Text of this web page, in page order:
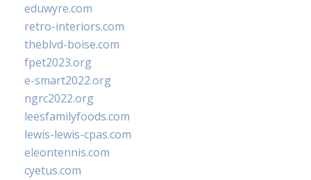
eduwyre.com
retro-interiors.com
theblvd-boise.com
fpet2023.org
e-smart2022.org
ngrc2022.org
leesfamilyfoods.com
lewis-lewis-cpas.com
eleontennis.com
cyetus.com